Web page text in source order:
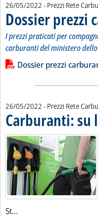
26/05/2022 - Prezzi Rete
Dossier prezzi
I prezzi praticati per
carburanti del ministero
Leggi tutta la notizia:
Lista allegati PDF
Dossier prezzi
26/05/2022 - Prezzi Rete
Carburanti: su
St...